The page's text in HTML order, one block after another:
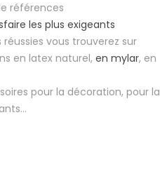
références
les plus exigeants
vous trouverez sur
en latex naturel, en mylar, en
pour la décoration, pour la